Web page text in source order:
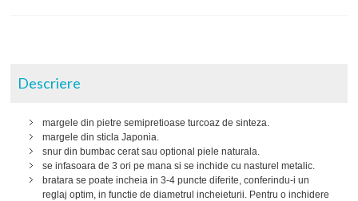
Descriere
margele din pietre semipretioase turcoaz de sinteza.
margele din sticla Japonia.
snur din bumbac cerat sau optional piele naturala.
se infasoara de 3 ori pe mana si se inchide cu nasturel metalic.
bratara se poate incheia in 3-4 puncte diferite, conferindu-i un
reglaj optim, in functie de diametrul incheieturii. Pentru o inchidere